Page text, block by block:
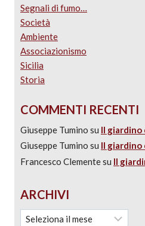
Segnali di fumo…
Società
Ambiente
Associazionismo
Sicilia
Storia
COMMENTI RECENTI
Giuseppe Tumino su Il giardino
Giuseppe Tumino su Il giardino
Francesco Clementesu Il
ARCHIVI